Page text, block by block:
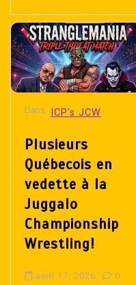
Dans ICP's JCW
Plusieurs
Québecois en
vedette à la
Juggalo
Championship
Wrestling!
avril 17, 2026
0